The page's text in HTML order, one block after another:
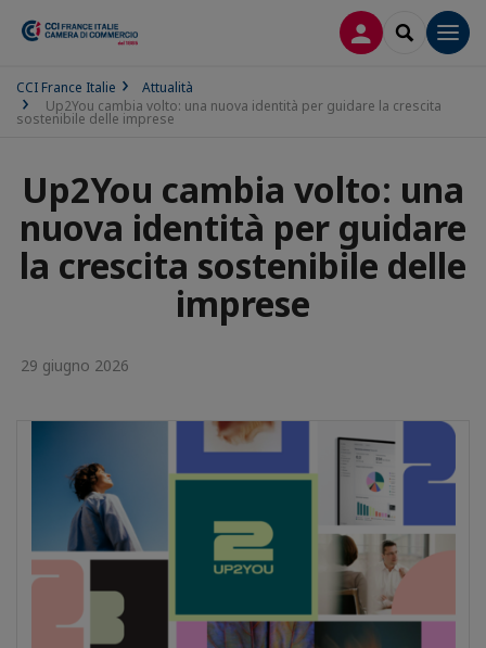
LOG INSEARCH
CCI France Italie
Attualità
Up2You cambia volto: una nuova identità per guidare la crescita
sostenibile delle imprese
Up2You cambia volto: una
nuova identità per guidare
la crescita sostenibile delle
imprese
29 giugno 2026